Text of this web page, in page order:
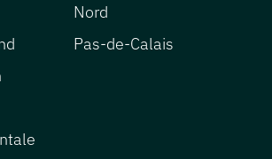
Nord
Pas-de-Calais